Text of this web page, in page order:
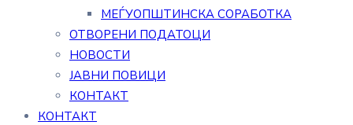
МЕЃУОПШТИНСКА СОРАБОТКА
ОТВОРЕНИ ПОДАТОЦИ
НОВОСТИ
ЈАВНИ ПОВИЦИ
КОНТАКТ
КОНТАКТ